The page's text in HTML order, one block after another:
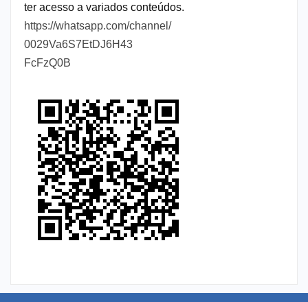
ter acesso a variados conteúdos.
https://whatsapp.com/channel/
0029Va6S7EtDJ6H43
FcFzQ0B